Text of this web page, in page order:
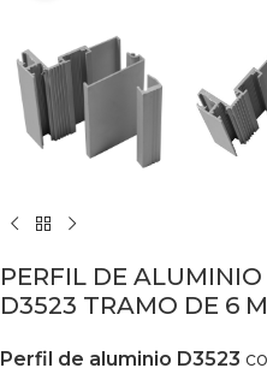
PERFIL DE
D3523 TRAMO DE 6
Perfil de aluminio D3523